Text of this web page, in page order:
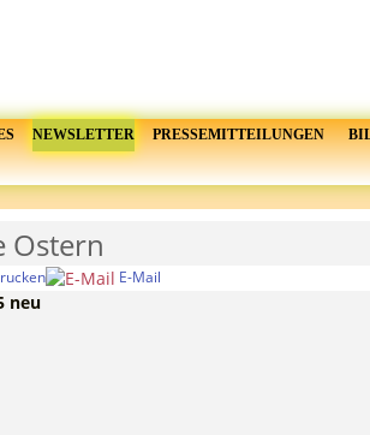
NEWSLETTER PRESSEMITTEILUNGEN
Ostern
E-Mail
neu